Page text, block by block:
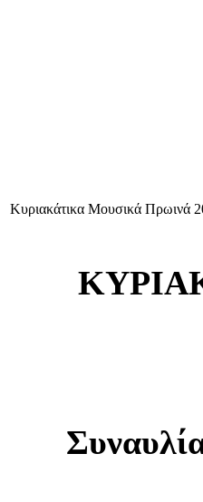
Κυριακάτικα Μουσικά Πρωινά